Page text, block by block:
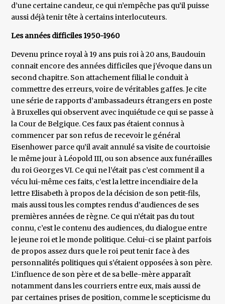
d’une certaine candeur, ce qui n’empêche pas qu’il puisse
aussi déjà tenir tête à certains interlocuteurs.
Les années difficiles 1950-1960
Devenu prince royal à 19 ans puis roi à 20 ans, Baudouin
connait encore des années difficiles que j’évoque dans un
second chapitre. Son attachement filial le conduit à
commettre des erreurs, voire de véritables gaffes. Je cite
une série de rapports d’ambassadeurs étrangers en poste
à Bruxelles qui observent avec inquiétude ce qui se passe à
la Cour de Belgique. Ces faux pas étaient connus à
commencer par son refus de recevoir le général
Eisenhower parce qu’il avait annulé sa visite de courtoisie
le même jour à Léopold III, ou son absence aux funérailles
du roi Georges VI. Ce qui ne l’était pas c’est comment il a
vécu lui-même ces faits, c’est la lettre incendiaire de la
lettre Elisabeth à propos de la décision de son petit-fils,
mais aussi tous les comptes rendus d’audiences de ses
premières années de règne. Ce qui n’était pas du tout
connu, c’est le contenu des audiences, du dialogue entre
le jeune roi et le monde politique. Celui-ci se plaint parfois
de propos assez durs que le roi peut tenir face à des
personnalités politiques qui s’étaient opposées à son père.
L’influence de son père et de sa belle-mère apparaît
notamment dans les courriers entre eux, mais aussi de
par certaines prises de position, comme le scepticisme du